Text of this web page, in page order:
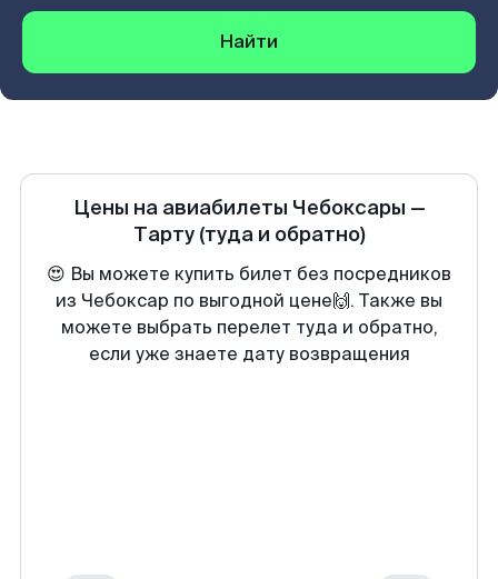
Найти
Цены на авиабилеты Чебоксары —
Тарту (туда и обратно)
😍 Вы можете купить билет без посредников
из Чебоксар по выгодной цене🙌. Также вы
можете выбрать перелет туда и обратно,
если уже знаете дату возвращения